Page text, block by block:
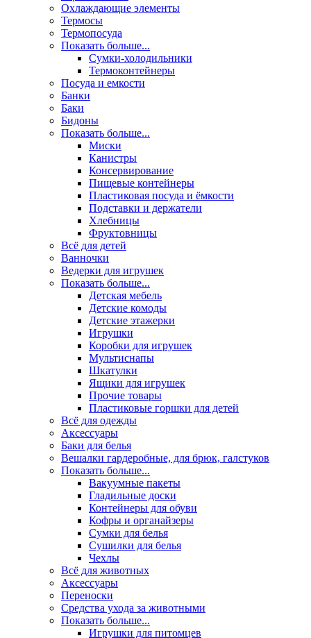
Охлаждающие элементы
Термосы
Термопосуда
Показать больше...
Сумки-холодильники
Термоконтейнеры
Посуда и емкости
Банки
Баки
Бидоны
Показать больше...
Миски
Канистры
Консервирование
Пищевые контейнеры
Пластиковая посуда и ёмкости
Подставки и держатели
Хлебницы
Фруктовницы
Всё для детей
Ванночки
Ведерки для игрушек
Показать больше...
Детская мебель
Детские комоды
Детские этажерки
Игрушки
Коробки для игрушек
Мультиснапы
Шкатулки
Ящики для игрушек
Прочие товары
Пластиковые горшки для детей
Всё для одежды
Аксессуары
Баки для белья
Вешалки гардеробные, для брюк, галстуков
Показать больше...
Вакуумные пакеты
Гладильные доски
Контейнеры для обуви
Кофры и органайзеры
Сумки для белья
Сушилки для белья
Чехлы
Всё для животных
Аксесcуары
Переноски
Средства ухода за животными
Показать больше...
Игрушки для питомцев